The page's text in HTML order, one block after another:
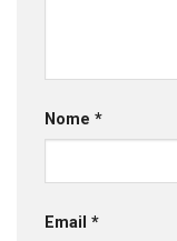
Nome *
Email *